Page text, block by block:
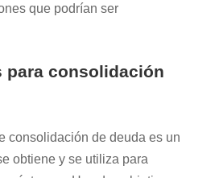
que podrían ser
para consolidación
consolidación de deuda es un
obtiene y se utiliza para